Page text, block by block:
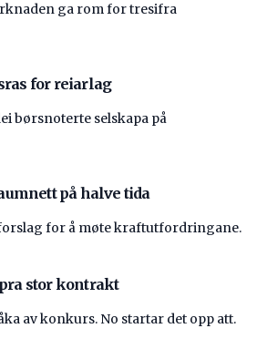
ga rom for tresifra
for reiarlag
børsnoterte selskapa på
på halve tida
for å møte kraftutfordringane.
stor kontrakt
av konkurs. No startar det opp att.